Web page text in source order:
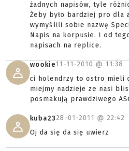
żadnych napisów, tyle
Żeby było bardziej pro dla
wymyślili sobie nazwę
Napis na korpusie. I od
napisach na replice.
wookie11-11-2010 @ 11:38
ci holendrzy to ostro mieli
miejmy nadzieje ze nasi
posmakują prawdziwego
kuba2328-01-2011 @ 22:42
Oj da się da się uwierz